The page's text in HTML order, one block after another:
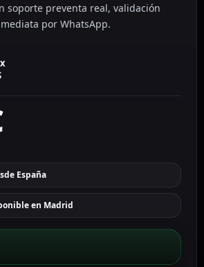
soporte preventa real, validación
por WhatsApp.
España
en Madrid